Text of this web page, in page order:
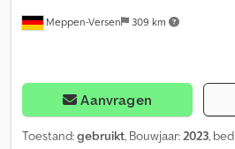
Meppen-Versen 309 km
Aanvragen
Toestand:gebruikt, Bouwjaar:2023,